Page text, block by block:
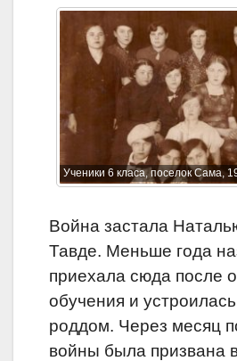
Ученики 6 класа, поселок Сама,
Война застала
Тавде. Меньше года
приехала сюда после
обучения и
роддом. Через месяц
войны была призвана